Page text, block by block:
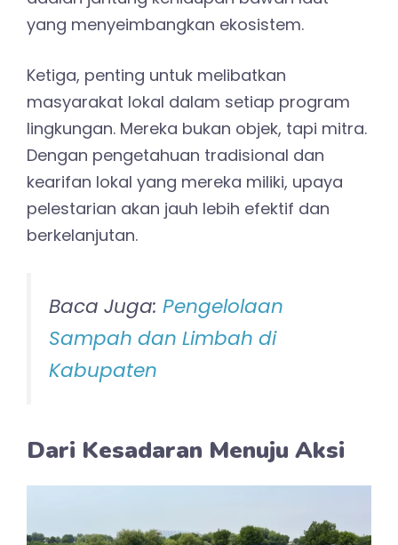
yang menyeimbangkan ekosistem.
Ketiga, penting untuk melibatkan
masyarakat lokal dalam setiap program
lingkungan. Mereka bukan objek, tapi mitra.
Dengan pengetahuan tradisional dan
kearifan lokal yang mereka miliki, upaya
pelestarian akan jauh lebih efektif dan
berkelanjutan.
Baca Juga: Pengelolaan
Sampah dan Limbah di
Kabupaten
Dari Kesadaran Menuju Aksi